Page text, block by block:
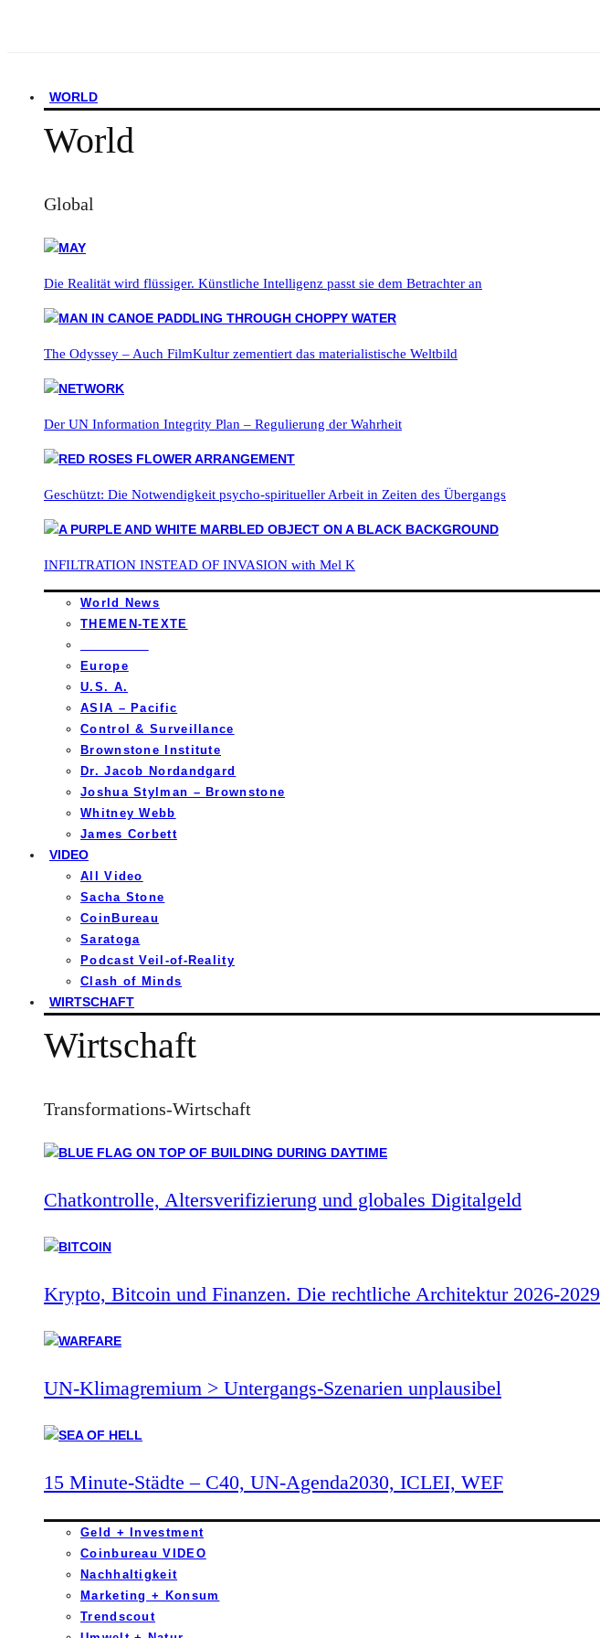
WORLD
World
Global
Die Realität wird flüssiger. Künstliche Intelligenz passt sie dem Betrachter an
The Odyssey – Auch FilmKultur zementiert das materialistische Weltbild
Der UN Information Integrity Plan – Regulierung der Wahrheit
Geschützt: Die Notwendigkeit psycho-spiritueller Arbeit in Zeiten des Übergangs
INFILTRATION INSTEAD OF INVASION with Mel K
World News
THEMEN-TEXTE
Europe
U.S. A.
ASIA – Pacific
Control & Surveillance
Brownstone Institute
Dr. Jacob Nordandgard
Joshua Stylman – Brownstone
Whitney Webb
James Corbett
VIDEO
All Video
Sacha Stone
CoinBureau
Saratoga
Podcast Veil-of-Reality
Clash of Minds
WIRTSCHAFT
Wirtschaft
Transformations-Wirtschaft
Chatkontrolle, Altersverifizierung und globales Digitalgeld
Krypto, Bitcoin und Finanzen. Die rechtliche Architektur 2026-2029
UN-Klimagremium > Untergangs-Szenarien unplausibel
15 Minute-Städte – C40, UN-Agenda2030, ICLEI, WEF
Geld + Investment
Coinbureau VIDEO
Nachhaltigkeit
Marketing + Konsum
Trendscout